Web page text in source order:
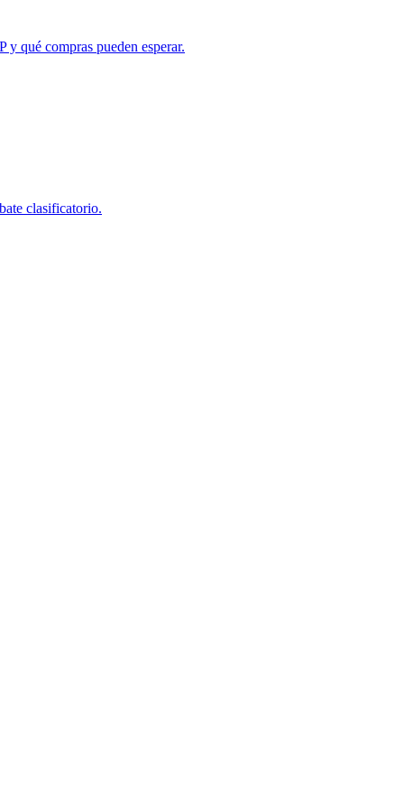
qué compras pueden esperar.
clasificatorio.